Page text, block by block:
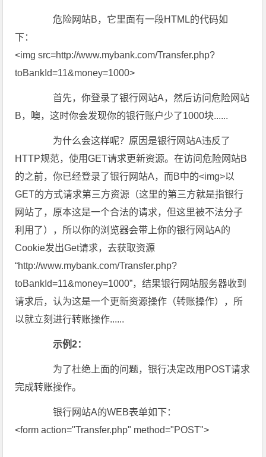
危险网站B，它里面有一段HTML的代码如
下：
<img src=http://www.mybank.com/Transfer.php?
toBankId=11&money=1000>
首先，你登录了银行网站A，然后访问危险网站
B，噢，这时你会发现你的银行账户少了1000块......
为什么会这样呢？原因是银行网站A违反了
HTTP规范，使用GET请求更新资源。在访问危险网站B
的之前，你已经登录了银行网站A，而B中的<img>以
GET的方式请求第三方资源（这里的第三方就是指银行
网站了，原本这是一个合法的请求，但这里被不法分子
利用了），所以你的浏览器会带上你的银行网站A的
Cookie发出Get请求，去获取资源
“http://www.mybank.com/Transfer.php?
toBankId=11&money=1000”，结果银行网站服务器收到
请求后，认为这是一个更新资源操作（转账操作），所
以就立刻进行转账操作......
示例2：
为了杜绝上面的问题，银行决定改用POST请求
完成转账操作。
银行网站A的WEB表单如下：
<form action="Transfer.php" method="POST">